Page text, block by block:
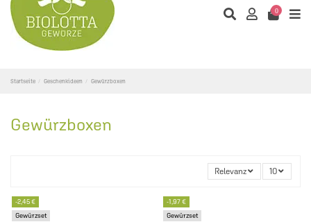
0
Startseite Geschenkideen Gewürzboxen
Gewürzboxen
Relevanz 10
-2,45 €
Gewürzset
-1,97 €
Gewürzset